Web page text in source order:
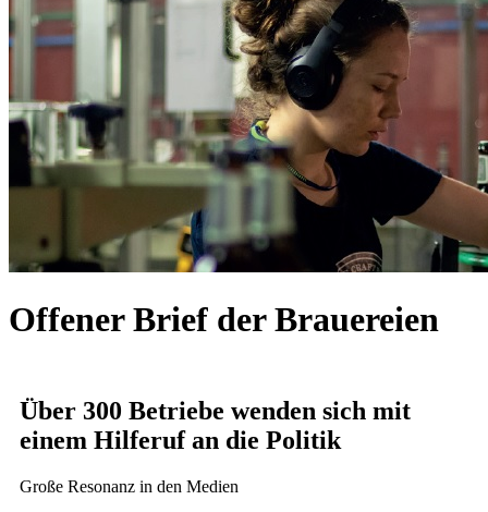
Offener Brief der Brauereien
Über 300 Betriebe wenden sich mit
einem Hilferuf an die Politik
Große Resonanz in den Medien